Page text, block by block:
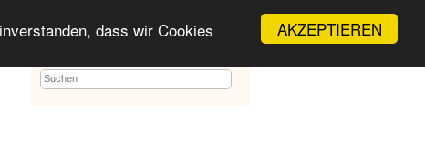
AKZEPTIEREN
dass wir Cookies